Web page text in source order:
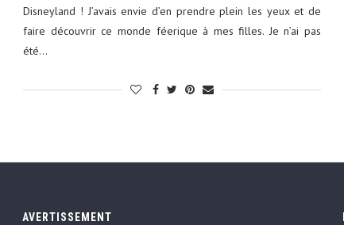
Disneyland ! J’avais envie d’en prendre plein les yeux et de
faire découvrir ce monde féerique à mes filles. Je n’ai pas
été…
AVERTISSEMENT